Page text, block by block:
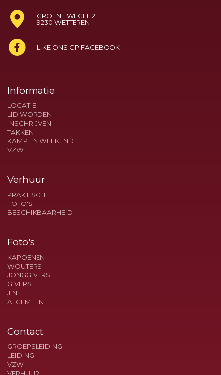
GROENE WEGEL 2
9230 WETTEREN
LIKE ONS OP FACEBOOK
Informatie
LOCATIE
LID WORDEN
INSCHRIJVEN
TAKKEN
KAMP EN WEEKEND
VZW
Verhuur
PRAKTISCH
FOTO'S
BESCHIKBAARHEID
Foto's
KAPOENEN
WOUTERS
JONGGIVERS
GIVERS
JIN
ALGEMEEN
Contact
GROEPSLEIDING
LEIDING
VZW
VERHUUR